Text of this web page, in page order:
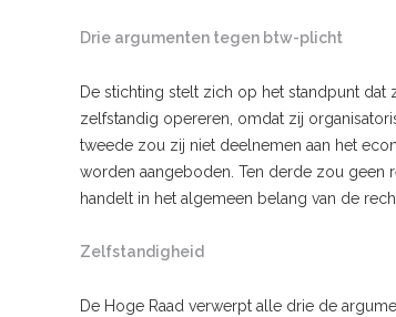
Drie argumenten tegen btw-plicht
De stichting stelt zich op het standpunt
zelfstandig opereren, omdat zij
tweede zou zij niet deelnemen aan het
worden aangeboden. Ten derde zou geen
handelt in het algemeen belang van de
Zelfstandigheid
De Hoge Raad verwerpt alle drie de